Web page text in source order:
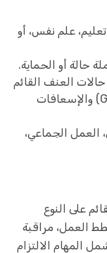
علم نفس، أو
حالة أو الحماية.
العنف القائم
على النوع الاجتماعي (GBV CM basics) والإسعافات
العمل الجماعي،
على النوع
العمل، مراقبة
المهام الالتزام